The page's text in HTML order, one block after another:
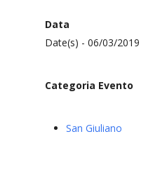
Data
Date(s) - 06/03/2019
Categoria Evento
San Giuliano